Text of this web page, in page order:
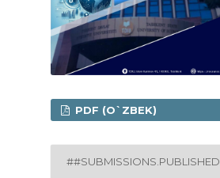
PDF (O`ZBEK)
##SUBMISSIONS.PUBLISHED